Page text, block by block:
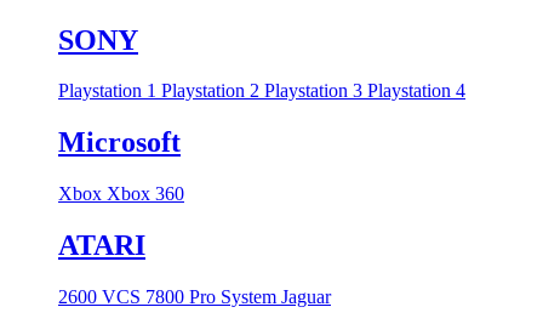
SONY
Playstation 1 Playstation 2 Playstation 3 Playstation 4
Microsoft
Xbox Xbox 360
ATARI
2600 VCS 7800 Pro System Jaguar